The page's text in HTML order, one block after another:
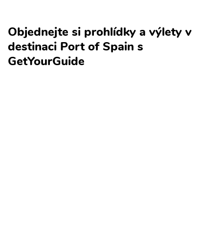
Objednejte si prohlídky a výlety v
destinaci Port of Spain s
GetYourGuide